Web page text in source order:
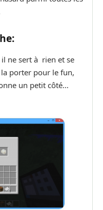
ne sert à rien et se
porter pour le fun,
un petit côté…